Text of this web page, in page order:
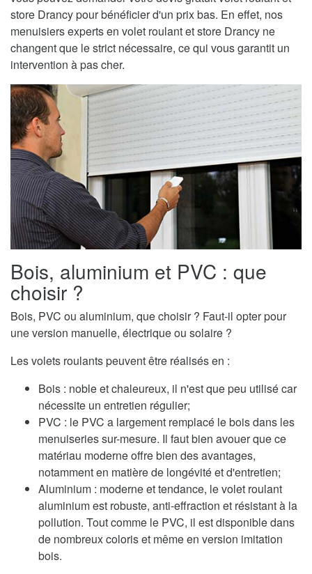
store Drancy pour bénéficier d'un prix bas. En effet, nos
menuisiers experts en volet roulant et store Drancy ne
changent que le strict nécessaire, ce qui vous garantit un
intervention à pas cher.
Bois, aluminium et PVC : que
choisir ?
Bois, PVC ou aluminium, que choisir ? Faut-il opter pour
une version manuelle, électrique ou solaire ?
Les volets roulants peuvent être réalisés en :
Bois : noble et chaleureux, il n'est que peu utilisé car
nécessite un entretien régulier;
PVC : le PVC a largement remplacé le bois dans les
menuiseries sur-mesure. Il faut bien avouer que ce
matériau moderne offre bien des avantages,
notamment en matière de longévité et d'entretien;
Aluminium : moderne et tendance, le volet roulant
aluminium est robuste, anti-effraction et résistant à la
pollution. Tout comme le PVC, il est disponible dans
de nombreux coloris et même en version imitation
bois.